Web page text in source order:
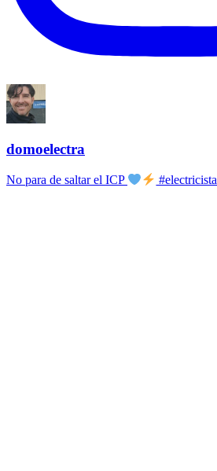
domoelectra
No para de saltar el ICP